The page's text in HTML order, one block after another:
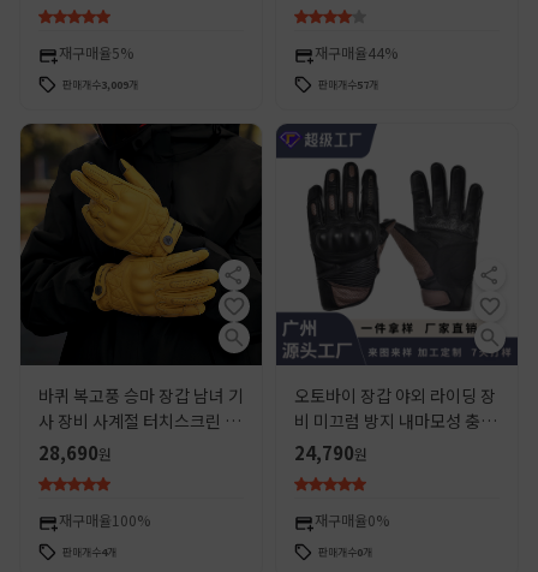
재구매율5%
판매개수3,009개
재구매율44%
판매개수57개
바퀴 복고풍 승마 장갑 남녀 기
사 장비 사계절 터치스크린 겨
울 보호 오토바이 장갑
28,690원
재구매율 100%
판매개수4개
오토바이 장갑 야외 라이딩 장
비 미끄럼 방지 내마모성 충격
흡수 풀 핑거 보호 통기성 사이
클링 장갑 방풍
24,790원
재구매율0%
판매개수0개